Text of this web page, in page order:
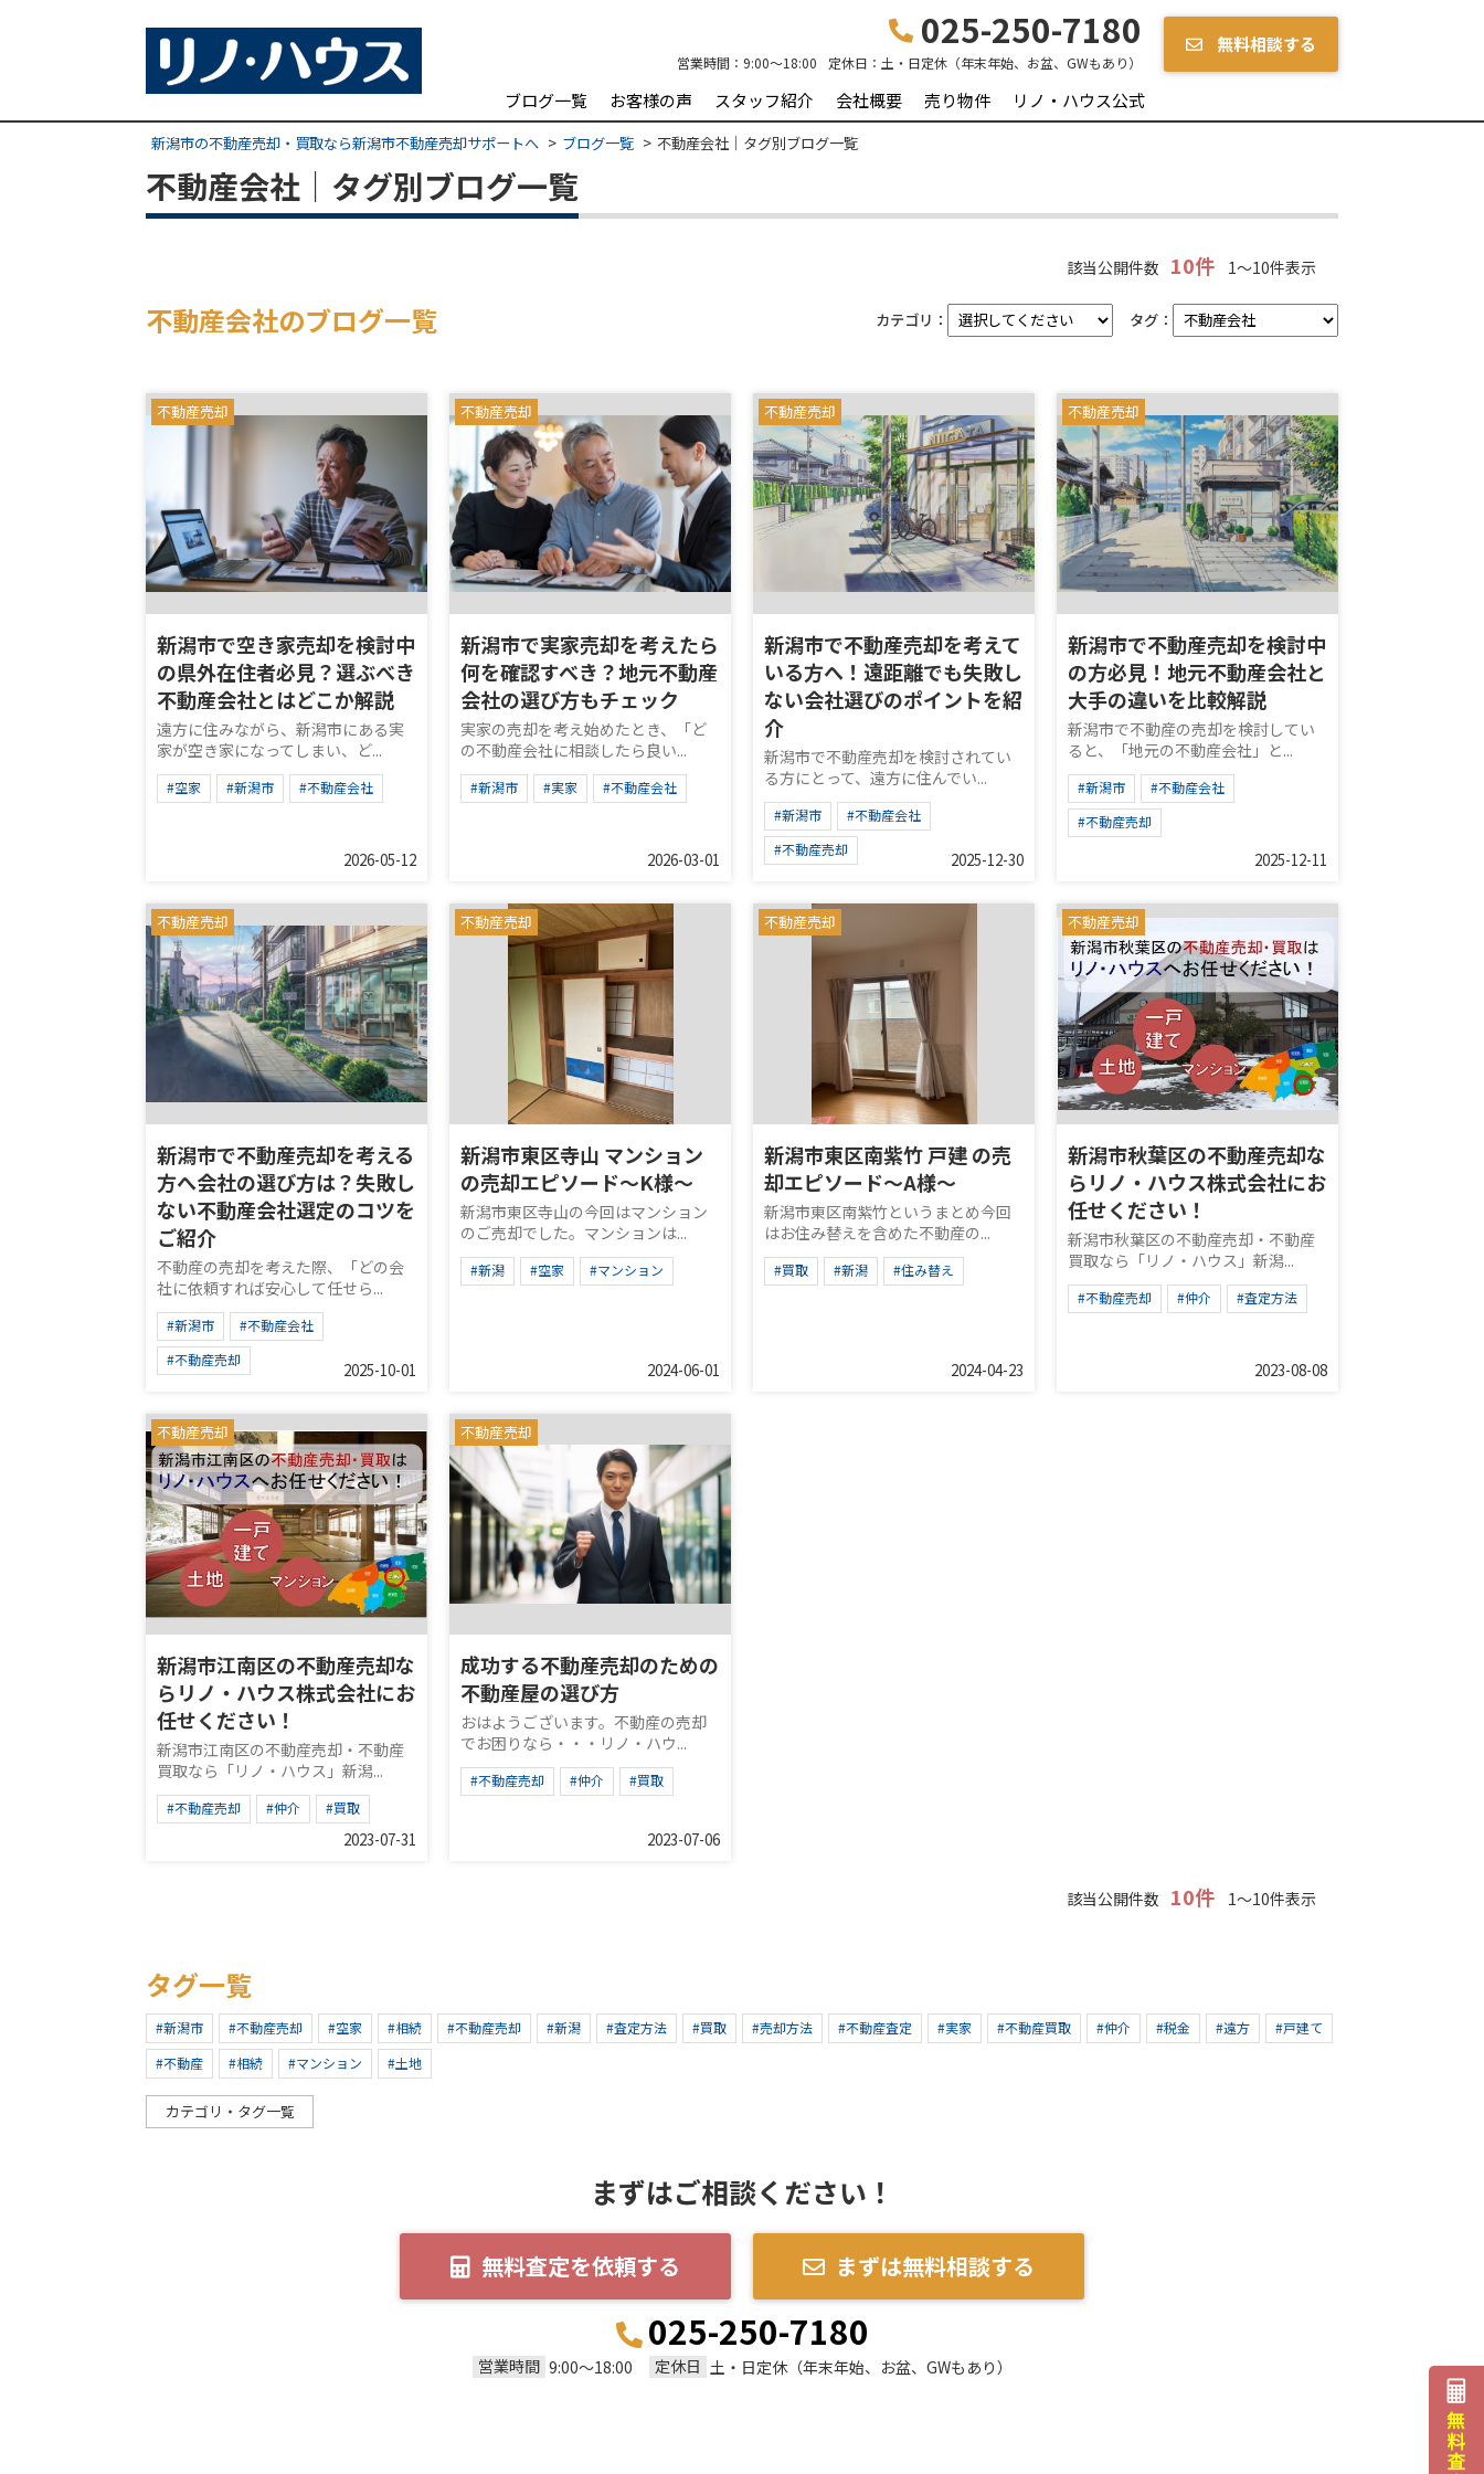
025-250-7180
営業時間： 9:00～18:00 定休日： 土・日定休（年末年始、お盆、GWもあり）
無料相談する
ブログ一覧 お客様の声 スタッフ紹介 会社概要 売り物件 リノ・ハウス公式
新潟市の不動産売却・買取なら新潟市不動産売却サポートへ ブログ一覧 不動産会社｜タグ別ブログ一覧
不動産会社｜タグ別ブログ一覧
該当公開件数 10件 1～10件表示
不動産会社のブログ一覧 カテゴリ： タグ：
不動産売却
新潟市で空き家売却を検討中
の県外在住者必見？選ぶべき
不動産会社とはどこか解説
遠方に住みながら、新潟市にある実
家が空き家になってしまい、ど...
#空家 #新潟市 #不動産会社
2026-05-12
不動産売却
新潟市で実家売却を考えたら
何を確認すべき？地元不動産
会社の選び方もチェック
実家の売却を考え始めたとき、「ど
の不動産会社に相談したら良い...
#新潟市 #実家 #不動産会社
2026-03-01
不動産売却
新潟市で不動産売却を考えて
いる方へ！遠距離でも失敗し
ない会社選びのポイントを紹
介
新潟市で不動産売却を検討されてい
る方にとって、遠方に住んでい...
#新潟市
#不動産会社
#不動産売却
2025-12-30
不動産売却
新潟市で不動産売却を検討中
の方必見！地元不動産会社と
大手の違いを比較解説
新潟市で不動産の売却を検討してい
ると、「地元の不動産会社」と...
#新潟市
#不動産会社
#不動産売却
2025-12-11
不動産売却
新潟市で不動産売却を考える
方へ会社の選び方は？失敗し
ない不動産会社選定のコツを
ご紹介
不動産の売却を考えた際、「どの会
社に依頼すれば安心して任せら...
#新潟市
#不動産会社
#不動産売却
2025-10-01
不動産売却
新潟市東区寺山 マンション
の売却エピソード～K様～
新潟市東区寺山の今回はマンション
のご売却でした。マンションは...
#新潟 #空家 #マンション
2024-06-01
不動産売却
新潟市東区南紫竹 戸建 の売
却エピソード～A様～
新潟市東区南紫竹というまとめ今回
はお住み替えを含めた不動産の...
#買取 #新潟 #住み替え
2024-04-23
不動産売却
新潟市秋葉区の不動産売却な
らリノ・ハウス株式会社にお
任せください！
新潟市秋葉区の不動産売却・不動産
買取なら「リノ・ハウス」新潟...
#不動産売却 #仲介 #査定方法
2023-08-08
不動産売却
新潟市江南区の不動産売却な
らリノ・ハウス株式会社にお
任せください！
新潟市江南区の不動産売却・不動産
買取なら「リノ・ハウス」新潟...
#不動産売却 #仲介 #買取
2023-07-31
不動産売却
成功する不動産売却のための
不動産屋の選び方
おはようございます。不動産の売却
でお困りなら・・・リノ・ハウ...
#不動産売却 #仲介 #買取
2023-07-06
該当公開件数 10件 1～10件表示
タグ一覧
#新潟市 #不動産売却 #空家 #相続 #不動産売却 #新潟 #査定方法 #買取 #売却方法 #不動産査定 #実家 #不動産買取 #仲介 #税金 #遠方
#戸建て
#不動産
#相続 #マンション #土地
カテゴリ・タグ一覧
まずはご相談ください！
無料査定を依頼する まずは無料相談する
025-250-7180
営業時間 9:00～18:00 定休日 土・日定休（年末年始、お盆、GWもあり）